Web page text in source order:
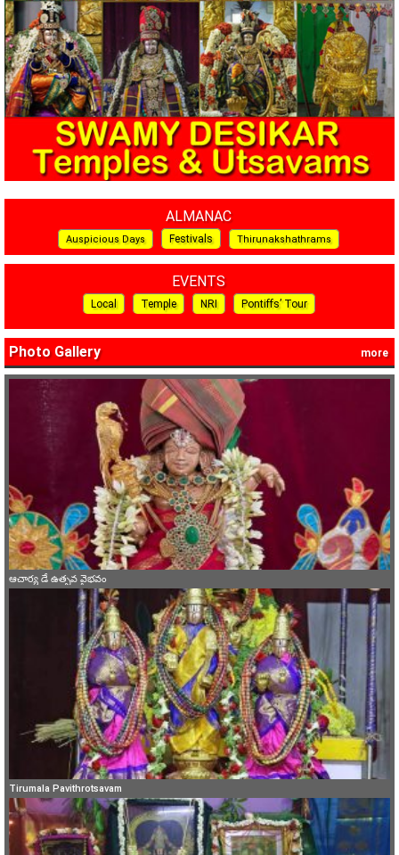
ALMANAC
Auspicious Days Festivals Thirunakshathrams
EVENTS
Local Temple NRI Pontiffs’ Tour
Photo Gallery more
ఆచార్య డే ఉత్సవ వైభవం
Tirumala Pavithrotsavam